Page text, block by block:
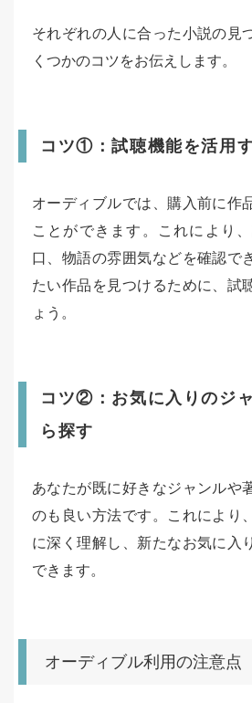
それぞれの人に合った小説の見
くつかのコツをお伝えします。
コツ①：試聴機能を活用
オーディブルでは、購入前に作
ことができます。これにより
口、物語の雰囲気などを確認で
たい作品を見つけるために、試
ょう。
コツ②：お気に入りのジ
ら探す
あなたが既に好きなジャンルや
のも良い方法です。これにより
に深く理解し、新たなお気に入
できます。
オーディブル利用の注意点